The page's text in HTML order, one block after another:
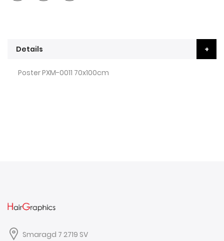
Details
Poster PXM-0011 70x100cm
Smaragd 7 2719 SV